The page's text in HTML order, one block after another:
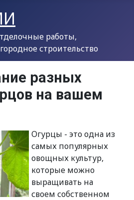
работы,
строительство
разных
на вашем
Огурцы - это одна из
самых популярных
овощных культур,
которые можно
выращивать на
своем собственном